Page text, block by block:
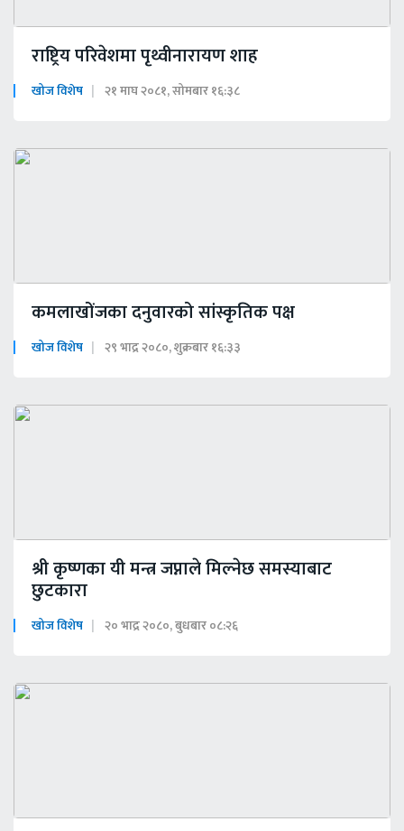
राष्ट्रिय परिवेशमा पृथ्वीनारायण शाह
खोज विशेष २१ माघ २०८१, सोमबार १६:३८
कमलाखोंजका दनुवारको सांस्कृतिक पक्ष
खोज विशेष २९ भाद्र २०८०, शुक्रबार १६:३३
श्री कृष्णका यी मन्त्र जप्नाले मिल्नेछ समस्याबाट
छुटकारा
खोज विशेष २० भाद्र २०८०, बुधबार ०८:२६